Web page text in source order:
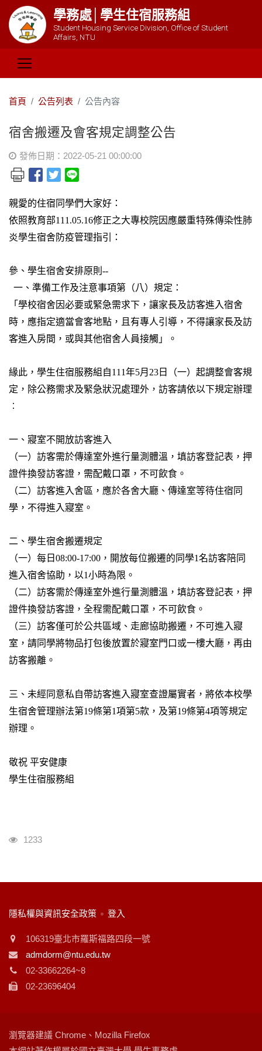
學務處│學生住宿服務組
Student Housing Service Division, Office of Student
Affairs, NTU
首頁 公告列表 公告內容
宿舍搬遷及會客規定調整公告
發佈日期：2022-05-21 00:00:00
親愛的住宿同學們大家好：
依照教育部111.05.16修正之大專校院因應嚴重特殊傳染性肺
炎學生宿舍防疫管理指引：
參、學生宿舍安排原則--
一、準備工作及注意事項第（八）規定：
「學校宿舍因必要或緊急需求下，讓家長及訪客進入宿舍
時，應指定適當會客地點，且有專人引導，不得讓家長及訪
客進入房間，或與其他宿舍人員接觸」。
緣此 ， 學生住宿服務組自111年5月23日（一）起調整會客規
定，除公務需求及緊急狀況處理外，訪客請依以下規定辦理
︰
一、寢室不開放訪客進入
（一）訪客需於傳達室外進行量測體溫，填訪客登記表，押
證件換發訪客證，需配戴口罩，不可飲食。
（二）訪客進入舍區，應於各舍大廳、傳達室等待住宿同
學，不得進入寢室。
二、學生宿舍搬遷規定
（一）每日08:00-17:00，開放每位搬遷的同學1名訪客陪同
進入宿舍協助，以1小時為限。
（二）訪客需於傳達室外進行量測體溫，填訪客登記表，押
證件換發訪客證，全程需配戴口罩，不可飲食。
（三）訪客僅可於公共區域、走廊協助搬遷，不可進入寢
室，請同學將物品打包後放置於寢室門口或一樓大廳，再由
訪客搬離。
三、未經同意私自帶訪客進入寢室查證屬實者，將依本校學
生宿舍管理辦法第19條第1項第5款，及第19條第4項等規定
辦理。
敬祝 平安健康
學生住宿服務組
瀏覽人次
1233
:::
隱私權與資訊安全政策 登入
106319臺北市羅斯福路四段一號
admdorm@ntu.edu.tw
02-33662264~8
02-23696404
瀏覽器建議 Chrome、Mozilla Firefox